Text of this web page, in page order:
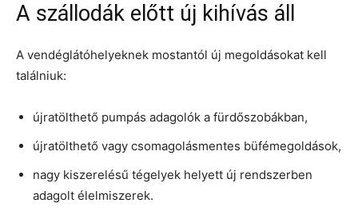
A szállodák előtt új kihívás áll
A vendéglátóhelyeknek mostantól új megoldásokat kell
találniuk:
újratölthető pumpás adagolók a fürdőszobákban,
újratölthető vagy csomagolásmentes büfémegoldások,
nagy kiszerelésű tégelyek helyett új rendszerben
adagolt élelmiszerek.